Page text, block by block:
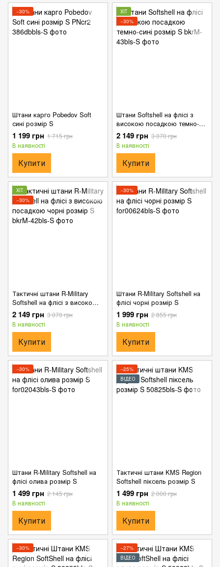
−30%
Штани карго Pobedov Soft
сині розмір S
1 199 грн 1 715 грн
В наявності
Купити
ХІТ
−30%
Штани Softshell на флісі з
високою посадкою темно-
сині розмір S
2 149 грн 3 070 грн
В наявності
Купити
ХІТ
−30%
Тактичні штани R-Military
Softshell на флісі з високою
посадкою чорні розмір S
2 149 грн 3 070 грн
В наявності
Купити
−30%
Штани R-Military Softshell на
флісі чорні розмір S
1 999 грн 2 855 грн
В наявності
Купити
−30%
Штани R-Military Softshell на
флісі олива розмір S
1 499 грн 2 145 грн
В наявності
Купити
−25%
ВІДЕО
Тактичні штани KMS Region
Softshell піксель розмір S
1 499 грн 2 000 грн
В наявності
Купити
−30%
−27%
ВІДЕО